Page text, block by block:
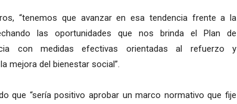
“tenemos que avanzar en esa tendencia frente a la
las oportunidades que nos brinda el Plan de
con medidas efectivas orientadas al refuerzo y
mejora del bienestar social”.
que “sería positivo aprobar un marco normativo que fije